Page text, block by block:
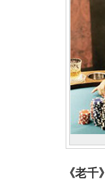
《老千》